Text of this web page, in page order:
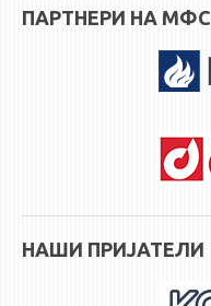
ПАРТНЕРИ НА МФС
НАШИ ПРИЈАТЕЛИ